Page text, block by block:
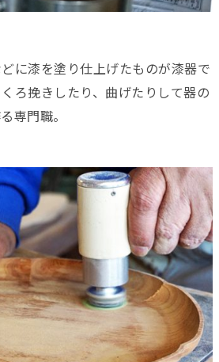
に漆を塗り仕上げたものが漆器で
ろ挽きしたり、曲げたりして器の
専門職。